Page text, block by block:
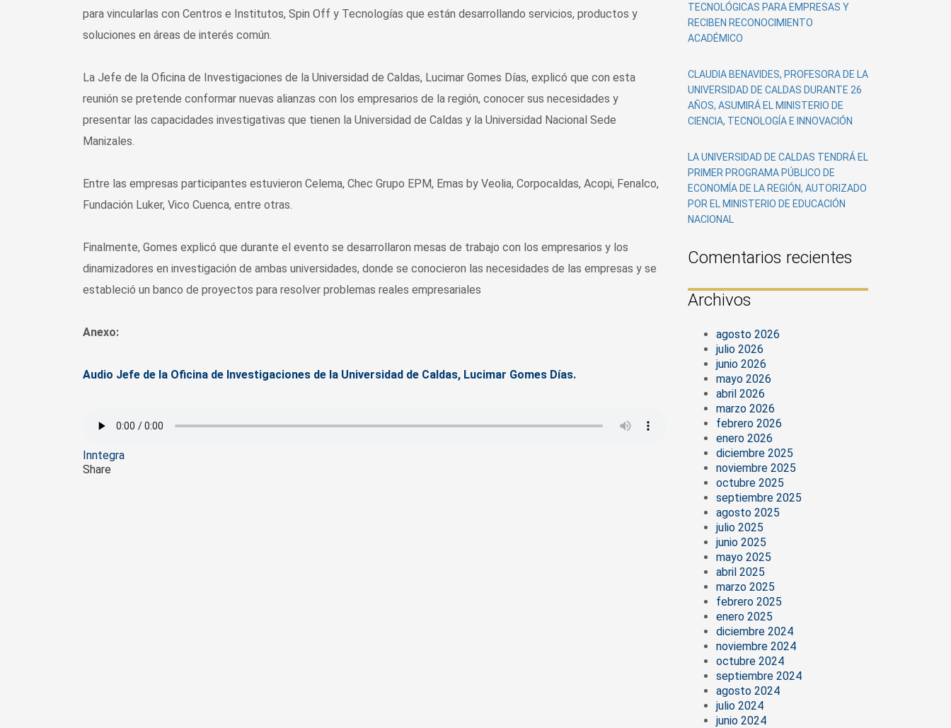
para vincularlas con Centros e Institutos, Spin Off y Tecnologías que están desarrollando servicios, productos y
soluciones en áreas de interés común.
La Jefe de la Oficina de Investigaciones de la Universidad de Caldas, Lucimar Gomes Días, explicó que con esta
reunión se pretende conformar nuevas alianzas con los empresarios de la región, conocer sus necesidades y
presentar las capacidades investigativas que tienen la Universidad de Caldas y la Universidad Nacional Sede
Manizales.
Entre las empresas participantes estuvieron Celema, Chec Grupo EPM, Emas by Veolia, Corpocaldas, Acopi, Fenalco,
Fundación Luker, Vico Cuenca, entre otras.
Finalmente, Gomes explicó que durante el evento se desarrollaron mesas de trabajo con los empresarios y los
dinamizadores en investigación de ambas universidades, donde se conocieron las necesidades de las empresas y se
estableció un banco de proyectos para resolver problemas reales empresariales
Anexo:
Audio Jefe de la Oficina de Investigaciones de la Universidad de Caldas, Lucimar Gomes Días.
Tags
Inntegra
Share
TECNOLÓGICAS PARA EMPRESAS Y
RECIBEN RECONOCIMIENTO
ACADÉMICO
CLAUDIA BENAVIDES, PROFESORA DE LA
UNIVERSIDAD DE CALDAS DURANTE 26
AÑOS, ASUMIRÁ EL MINISTERIO DE
CIENCIA, TECNOLOGÍA E INNOVACIÓN
LA UNIVERSIDAD DE CALDAS TENDRÁ EL
PRIMER PROGRAMA PÚBLICO DE
ECONOMÍA DE LA REGIÓN, AUTORIZADO
POR EL MINISTERIO DE EDUCACIÓN
NACIONAL
Comentarios recientes
Archivos
agosto 2026
julio 2026
junio 2026
mayo 2026
abril 2026
marzo 2026
febrero 2026
enero 2026
diciembre 2025
noviembre 2025
octubre 2025
septiembre 2025
agosto 2025
julio 2025
junio 2025
mayo 2025
abril 2025
marzo 2025
febrero 2025
enero 2025
diciembre 2024
noviembre 2024
octubre 2024
septiembre 2024
agosto 2024
julio 2024
junio 2024